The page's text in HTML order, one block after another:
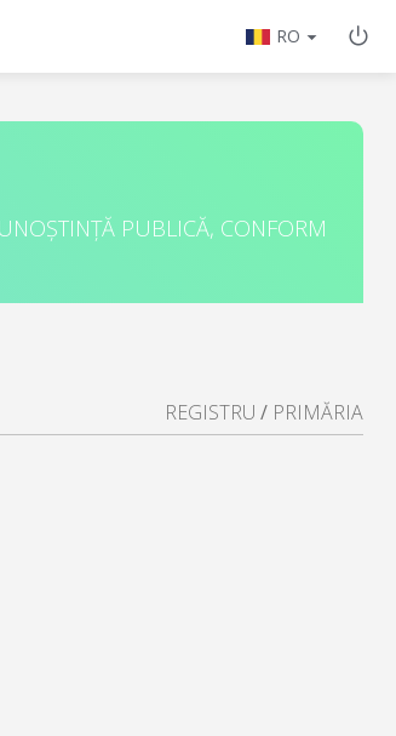
RO
PUBLICĂ, CONFORM
REGISTRU / PRIMĂRIA